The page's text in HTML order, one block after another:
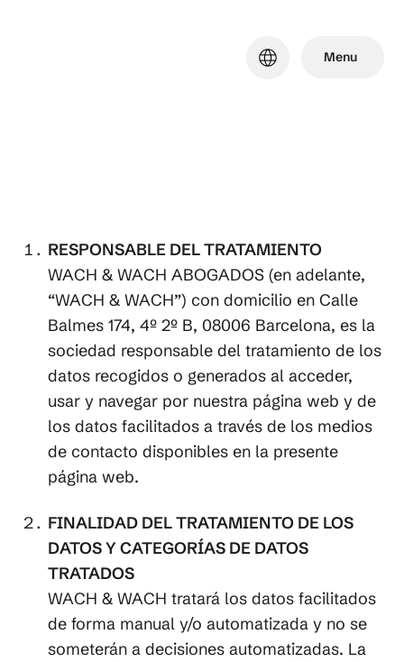
language
RESPONSABLE DEL TRATAMIENTO
WACH & WACH ABOGADOS (en adelante,
“WACH & WACH”) con domicilio en Calle
Balmes 174, 4º 2º B, 08006 Barcelona, es la
sociedad responsable del tratamiento de los
datos recogidos o generados al acceder,
usar y navegar por nuestra página web y de
los datos facilitados a través de los medios
de contacto disponibles en la presente
página web.
FINALIDAD DEL TRATAMIENTO DE LOS
DATOS Y CATEGORÍAS DE DATOS
TRATADOS
WACH & WACH tratará los datos facilitados
de forma manual y/o automatizada y no se
someterán a decisiones automatizadas. La
Menu